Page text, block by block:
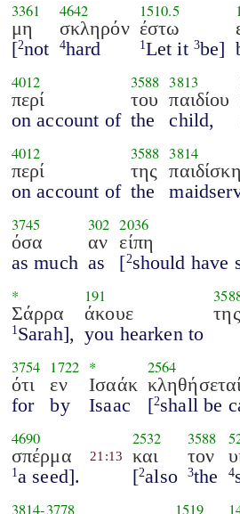
3361
μη
[2not
4642
σκληρόν
4hard
1510.5
έστω
1 Let it 3be]
4012
περί
on account of
3588
του
the
3813
παιδίου
child,
4012
περί
on account of
3588
της
the
3814
3745
όσα
as much
302
αν
as
2036
είπη
[2should have
*
Σάρρα
1 Sarah],
191
άκουε
you hearken to
της
3754
ότι
for
1722
εν
by
*
Ισαάκ
Isaac
2564
[2shall be
4690
σπέρμα
1 a seed].
21:13
2532
και
[2also
3588
τον
3the 4
3814-3778 1519